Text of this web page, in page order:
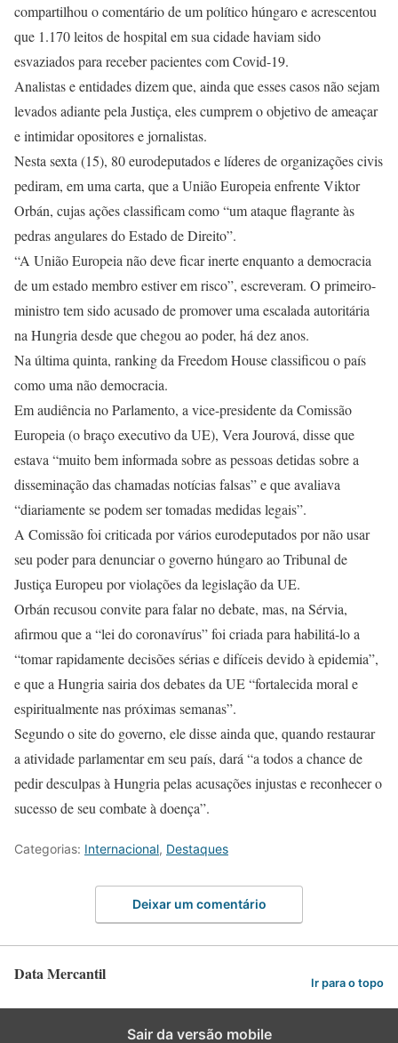
compartilhou o comentário de um político húngaro e acrescentou
que 1.170 leitos de hospital em sua cidade haviam sido
esvaziados para receber pacientes com Covid-19.
Analistas e entidades dizem que, ainda que esses casos não sejam
levados adiante pela Justiça, eles cumprem o objetivo de ameaçar
e intimidar opositores e jornalistas.
Nesta sexta (15), 80 eurodeputados e líderes de organizações civis
pediram, em uma carta, que a União Europeia enfrente Viktor
Orbán, cujas ações classificam como “um ataque flagrante às
pedras angulares do Estado de Direito”.
“A União Europeia não deve ficar inerte enquanto a democracia
de um estado membro estiver em risco”, escreveram. O primeiro-
ministro tem sido acusado de promover uma escalada autoritária
na Hungria desde que chegou ao poder, há dez anos.
Na última quinta, ranking da Freedom House classificou o país
como uma não democracia.
Em audiência no Parlamento, a vice-presidente da Comissão
Europeia (o braço executivo da UE), Vera Jourová, disse que
estava “muito bem informada sobre as pessoas detidas sobre a
disseminação das chamadas notícias falsas” e que avaliava
“diariamente se podem ser tomadas medidas legais”.
A Comissão foi criticada por vários eurodeputados por não usar
seu poder para denunciar o governo húngaro ao Tribunal de
Justiça Europeu por violações da legislação da UE.
Orbán recusou convite para falar no debate, mas, na Sérvia,
afirmou que a “lei do coronavírus” foi criada para habilitá-lo a
“tomar rapidamente decisões sérias e difíceis devido à epidemia”,
e que a Hungria sairia dos debates da UE “fortalecida moral e
espiritualmente nas próximas semanas”.
Segundo o site do governo, ele disse ainda que, quando restaurar
a atividade parlamentar em seu país, dará “a todos a chance de
pedir desculpas à Hungria pelas acusações injustas e reconhecer o
sucesso de seu combate à doença”.
Categorias: Internacional, Destaques
Deixar um comentário
Data Mercantil Ir para o topo
Sair da versão mobile